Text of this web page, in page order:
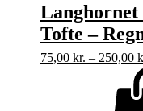
Tofte –
75,00 kr. – 250,00